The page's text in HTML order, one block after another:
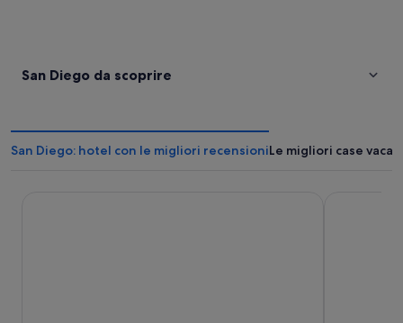
San Diego da scoprire
San Diego: hotel con le migliori recensioniLe migliori case